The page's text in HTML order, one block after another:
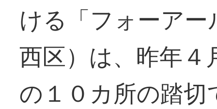
ける「フォーア
西区）は、昨年４
の１０カ所の踏